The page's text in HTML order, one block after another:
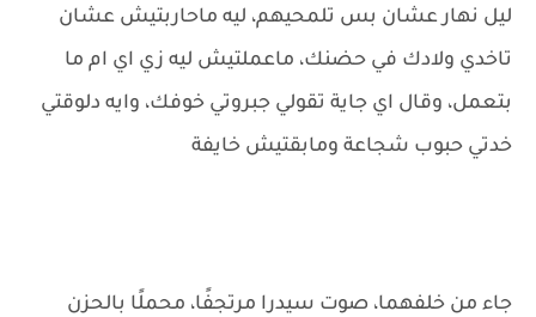
ليل نهار عشان بس تلمحيهم، ليه ماحاربتيش عشان
تاخدي ولادك في حضنك، ماعملتيش ليه زي اي ام ما
بتعمل، وقال اي جاية تقولي جبروتي خوفك، وايه دلوقتي
خدتي حبوب شجاعة ومابقتيش خايفة
جاء من خلفهما، صوت سيدرا مرتجفًا، محملًا بالحزن